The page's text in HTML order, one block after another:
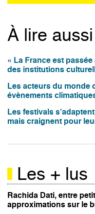
À lire aussi
« La France est
des institutions
Les acteurs du monde
évènements
Les festivals
mais craignent pour
Les + lus
Rachida Dati, entre
approximations sur le